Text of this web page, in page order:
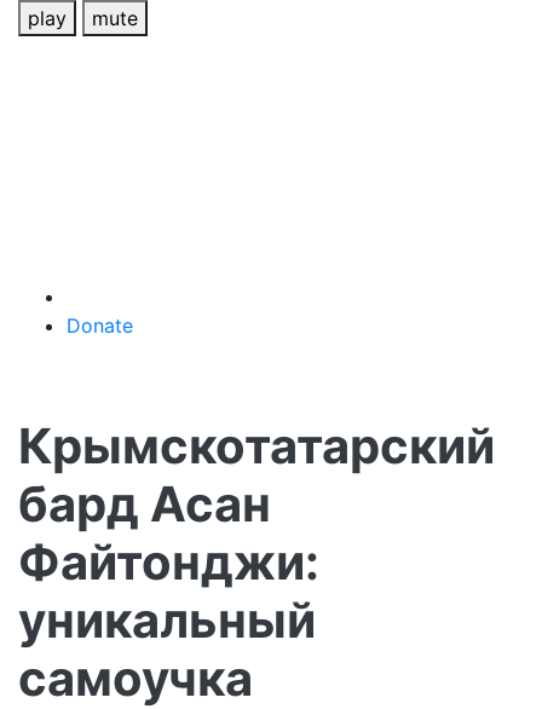
play mute
Donate
Крымскотатарский
бард Асан
Файтонджи:
уникальный
самоучка